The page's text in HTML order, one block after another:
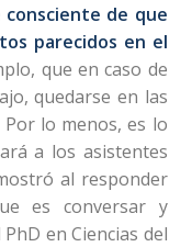
de que
parecidos en el
que en caso de
quedarse en las
lo menos, es lo
a los asistentes
al responder
es conversar y
en Ciencias del